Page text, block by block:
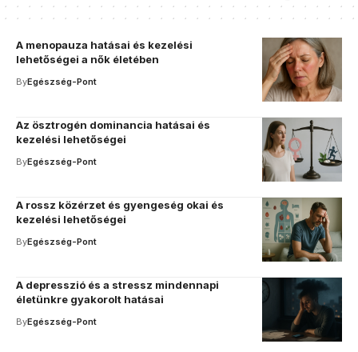
A menopauza hatásai és kezelési
lehetőségei a nők életében
ByEgészség-Pont
Az ösztrogén dominancia hatásai és
kezelési lehetőségei
ByEgészség-Pont
A rossz közérzet és gyengeség okai és
kezelési lehetőségei
ByEgészség-Pont
A depresszió és a stressz mindennapi
életünkre gyakorolt hatásai
ByEgészség-Pont